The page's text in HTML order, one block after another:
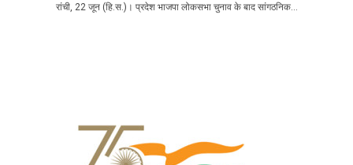
रांची, 22 जून (हि.स.)। प्रदेश भाजपा लोकसभा चुनाव के बाद सांगठनिक...